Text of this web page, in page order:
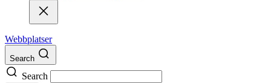
Webbplatser
Search
Search